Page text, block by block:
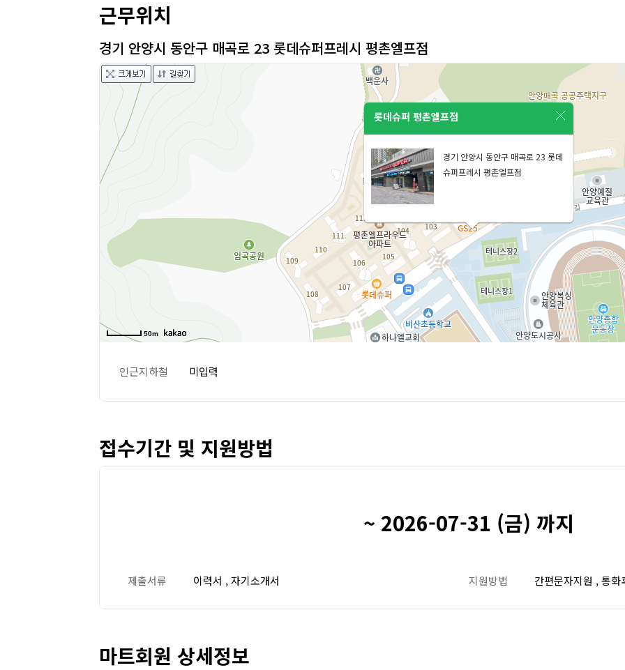
근무위치
경기 안양시 동안구 매곡로 23 롯데슈퍼프레시 평촌엘프점
롯데슈퍼 평촌엘프점
경기 안양시 동안구 매곡로 23 롯데
슈퍼프레시 평촌엘프점
50m
인근지하철 미입력
접수기간 및 지원방법
~ 2026-07-31 (금) 까지
제출서류 이력서 , 자기소개서 지원방법 간편문자지원 , 통화
마트회원 상세정보